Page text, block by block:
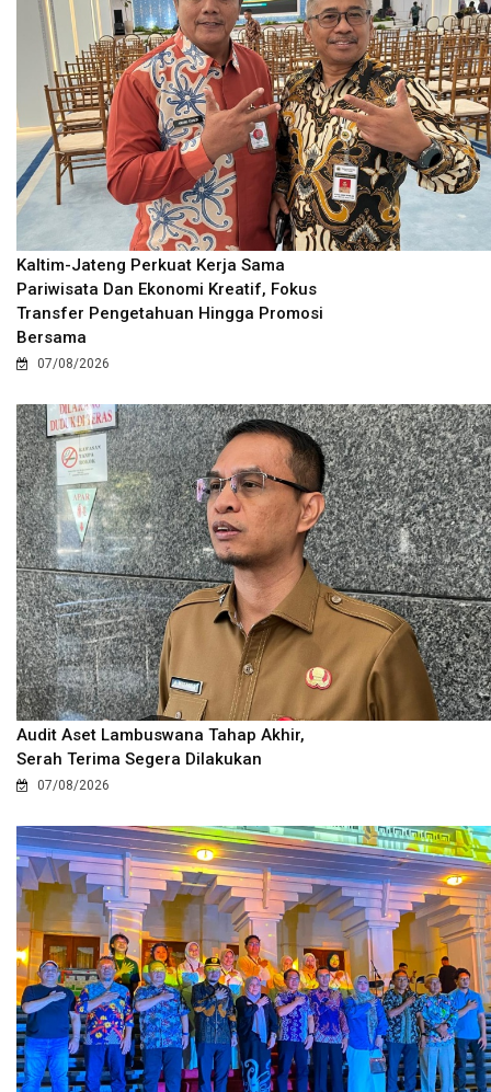
Kaltim-Jateng Perkuat Kerja Sama
Pariwisata Dan Ekonomi Kreatif, Fokus
Transfer Pengetahuan Hingga Promosi
Bersama
07/08/2026
Audit Aset Lambuswana Tahap Akhir,
Serah Terima Segera Dilakukan
07/08/2026